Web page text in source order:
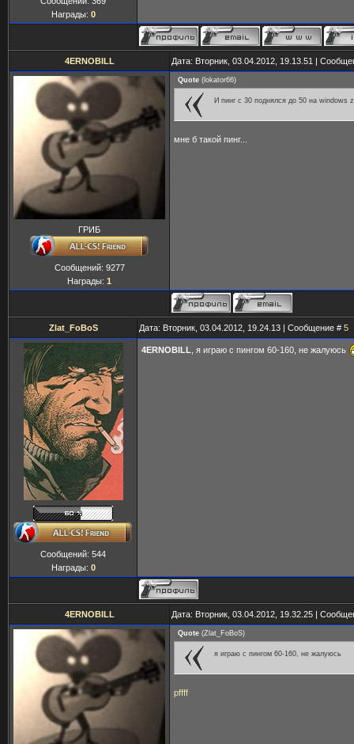
Награды: 0
4ERNOBILL Дата: Вторник, 03.04.2012, 19.13.51 |
ГРИБ
Сообщений: 9277
Награды: 1
Quote ( lokator66)
И пинг с 30 поднялся до 50 на windows
мне б такой пинг...
Zlat_FoBoS Дата: Вторник, 03.04.2012, 19.24.13 | Сообщение # 5
Сообщений: 544
Награды: 0
4ERNOBILL , я играю с пингом 60-160, не жалуюсь
4ERNOBILL Дата: Вторник, 03.04.2012, 19.32.25 |
Quote (Zlat_FoBoS)
я играю с пингом 60-160, не жалуюсь
pffff